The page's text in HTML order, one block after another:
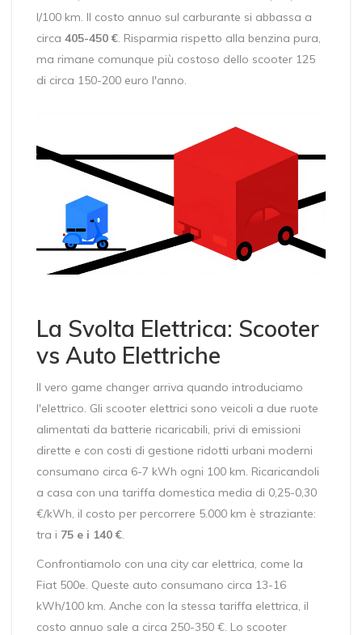
l/100 km. Il costo annuo sul carburante si abbassa a
circa 405-450 €. Risparmia rispetto alla benzina pura,
ma rimane comunque più costoso dello scooter 125
di circa 150-200 euro l'anno.
La Svolta Elettrica: Scooter
vs Auto Elettriche
Il vero game changer arriva quando introduciamo
l'elettrico. Gli scooter elettrici sono veicoli a due ruote
alimentati da batterie ricaricabili, privi di emissioni
dirette e con costi di gestione ridotti urbani moderni
consumano circa 6-7 kWh ogni 100 km. Ricaricandoli
a casa con una tariffa domestica media di 0,25-0,30
€/kWh, il costo per percorrere 5.000 km è straziante:
tra i 75 e i 140 €.
Confrontiamolo con una city car elettrica, come la
Fiat 500e. Queste auto consumano circa 13-16
kWh/100 km. Anche con la stessa tariffa elettrica, il
costo annuo sale a circa 250-350 €. Lo scooter